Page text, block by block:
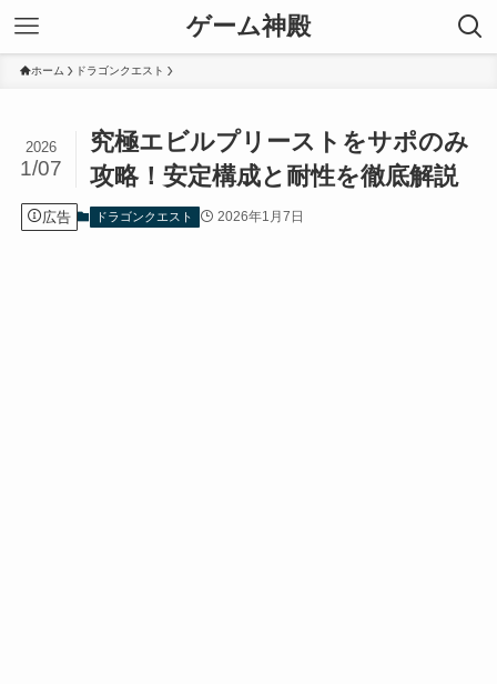
ゲーム神殿
ホーム ドラゴンクエスト
究極エビルプリーストをサポのみ
攻略！安定構成と耐性を徹底解説
2026
1/07
広告 ドラゴンクエスト 2026年1月7日